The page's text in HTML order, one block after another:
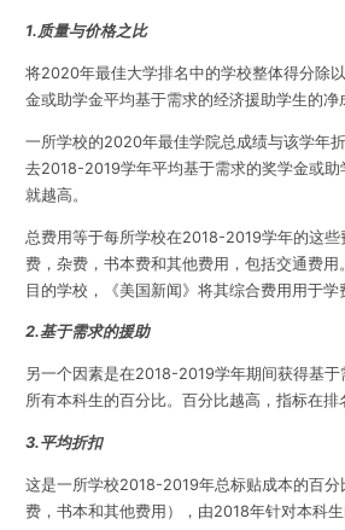
1.质量与价格之比
将2020年最佳大学排名中的学校整体得分除
金或助学金平均基于需求的经济援助学生的净
一所学校的2020年最佳学院总成绩与该学年
去2018-2019学年平均基于需求的奖学金或助
就越高。
总费用等于每所学校在2018-2019学年的这
费，杂费，书本费和其他费用，包括交通费
目的学校，《美国新闻》将其综合费用用于学
2.基于需求的援助
另一个因素是在2018-2019学年期间获得基
所有本科生的百分比。百分比越高，指标在排
3.平均折扣
这是一所学校2018-2019年总标贴成本的百分
费，书本和其他费用），由2018年针对本科